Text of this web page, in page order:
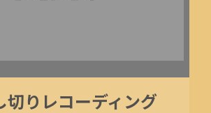
切りレコーディング